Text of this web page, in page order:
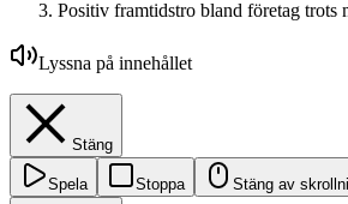
Positiv framtidstro bland företag trots
Lyssna på innehållet
Stäng
Spela Stoppa Stäng av